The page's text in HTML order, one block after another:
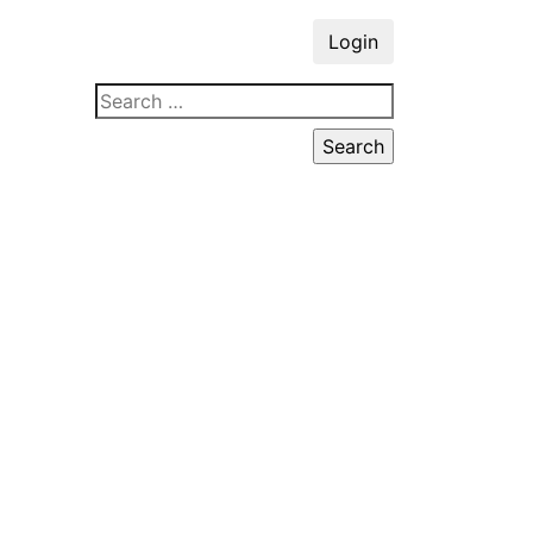
Login